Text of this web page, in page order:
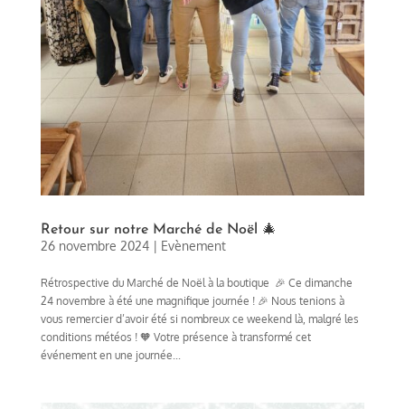
Retour sur notre Marché de Noël 🎄
26 novembre 2024| Evènement
Rétrospective du Marché de Noël à la boutique 🎉 Ce dimanche
24 novembre à été une magnifique journée ! 🎉 Nous tenions à
vous remercier d’avoir été si nombreux ce weekend là, malgré les
conditions météos ! 🧡 Votre présence à transformé cet
événement en une journée...